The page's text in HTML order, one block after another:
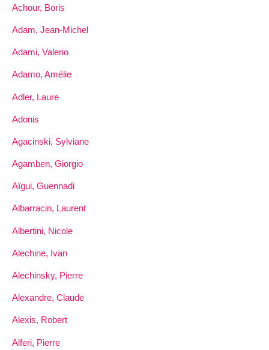
Achour, Boris
Adam, Jean-Michel
Adami, Valerio
Adamo, Amélie
Adler, Laure
Adonis
Agacinski, Sylviane
Agamben, Giorgio
Aïgui, Guennadi
Albarracin, Laurent
Albertini, Nicole
Alechine, Ivan
Alechinsky, Pierre
Alexandre, Claude
Alexis, Robert
Alferi, Pierre